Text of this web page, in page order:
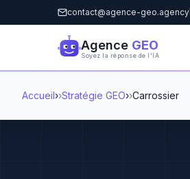
contact@agence-geo.agency
Agence GEO
Soyez la réponse de l'IA
Accueil› Stratégie GEO› Carrossier